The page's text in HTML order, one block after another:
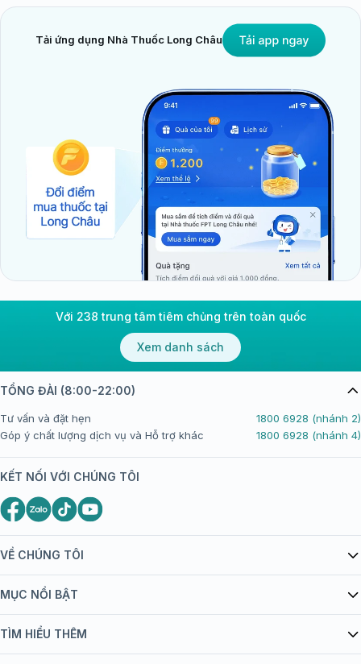
Tải ứng dụng Nhà Thuốc Long Châu
Với 238 trung tâm tiêm chủng trên toàn quốc
Xem danh sách
VỀ CHÚNG TÔI
Giới thiệu Tiêm Chủng FPT Long Châu
bán hàng
MỤC NỔI BẬT
Danh mục vắc xin
TÌM HIỂU THÊM
TỔNG ĐÀI (8:00-22:00)
Tư vấn và đặt hẹn
1800 6928 (nhánh 2)
Góp ý chất lượng dịch vụ và Hỗ trợ khác
1800 6928 (nhánh 4)
KẾT NỐI VỚI CHÚNG TÔI